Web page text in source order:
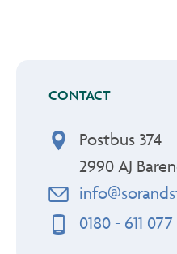
CONTACT
Postbus 374
2990 AJ
0180 - 611 077